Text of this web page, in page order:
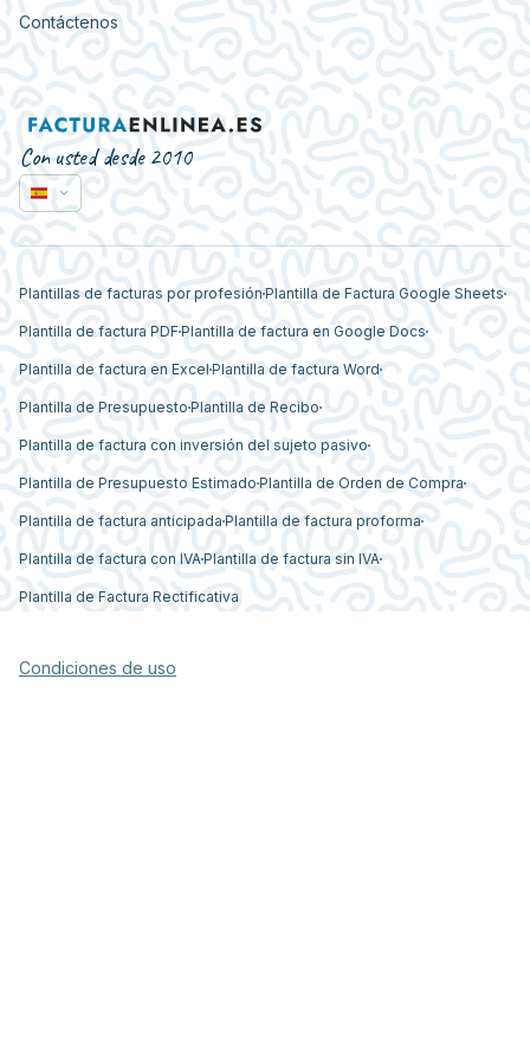
Contáctenos
Con usted desde 2010
Plantillas de facturas por profesión Plantilla de Factura Google Sheets
Plantilla de factura PDF Plantilla de factura en Google Docs
Plantilla de factura en Excel Plantilla de factura Word
Plantilla de Presupuesto Plantilla de Recibo
Plantilla de factura con inversión del sujeto pasivo
Plantilla de Presupuesto Estimado Plantilla de Orden de Compra
Plantilla de factura anticipada Plantilla de factura proforma
Plantilla de factura con IVA Plantilla de factura sin IVA
Plantilla de Factura Rectificativa
Condiciones de uso